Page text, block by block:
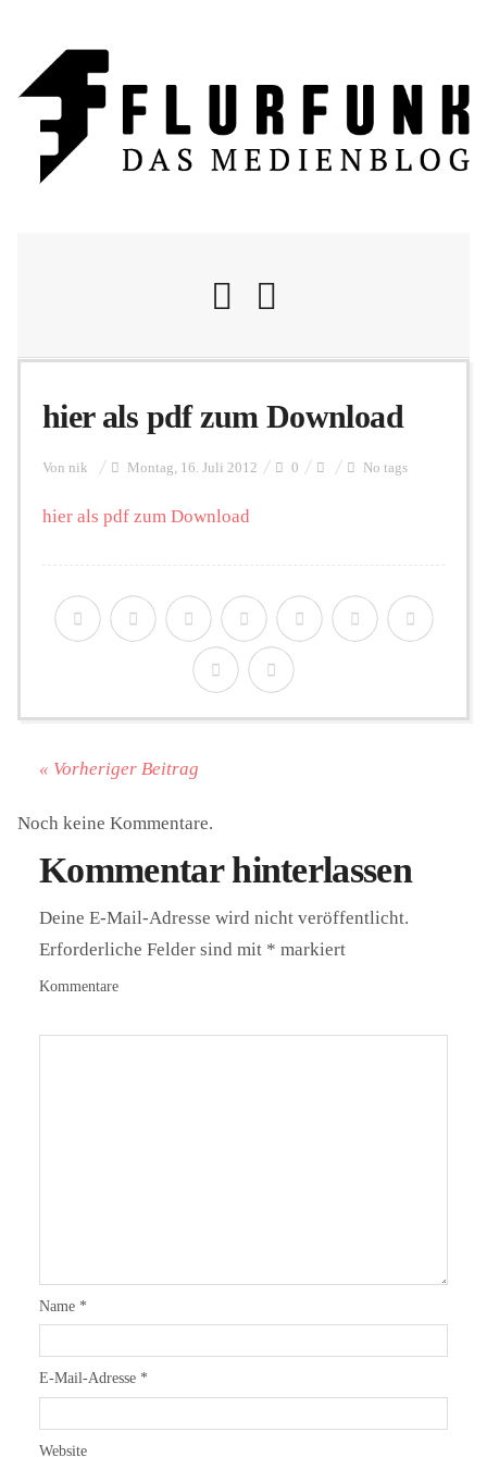
Nachrichten
Flurschelte
Hintergrund
FUNKTURM-Beiträge
Seminare
Unterstützen
hier als pdf zum Download
Von nik Montag, 16. Juli 2012 0 No tags
hier als pdf zum Download
« Vorheriger Beitrag
Noch keine Kommentare.
Kommentar hinterlassen
Deine E-Mail-Adresse wird nicht veröffentlicht.
Erforderliche Felder sind mit * markiert
Kommentare
Name *
E-Mail-Adresse *
Website